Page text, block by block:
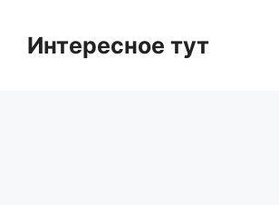
contentИнтересное тут